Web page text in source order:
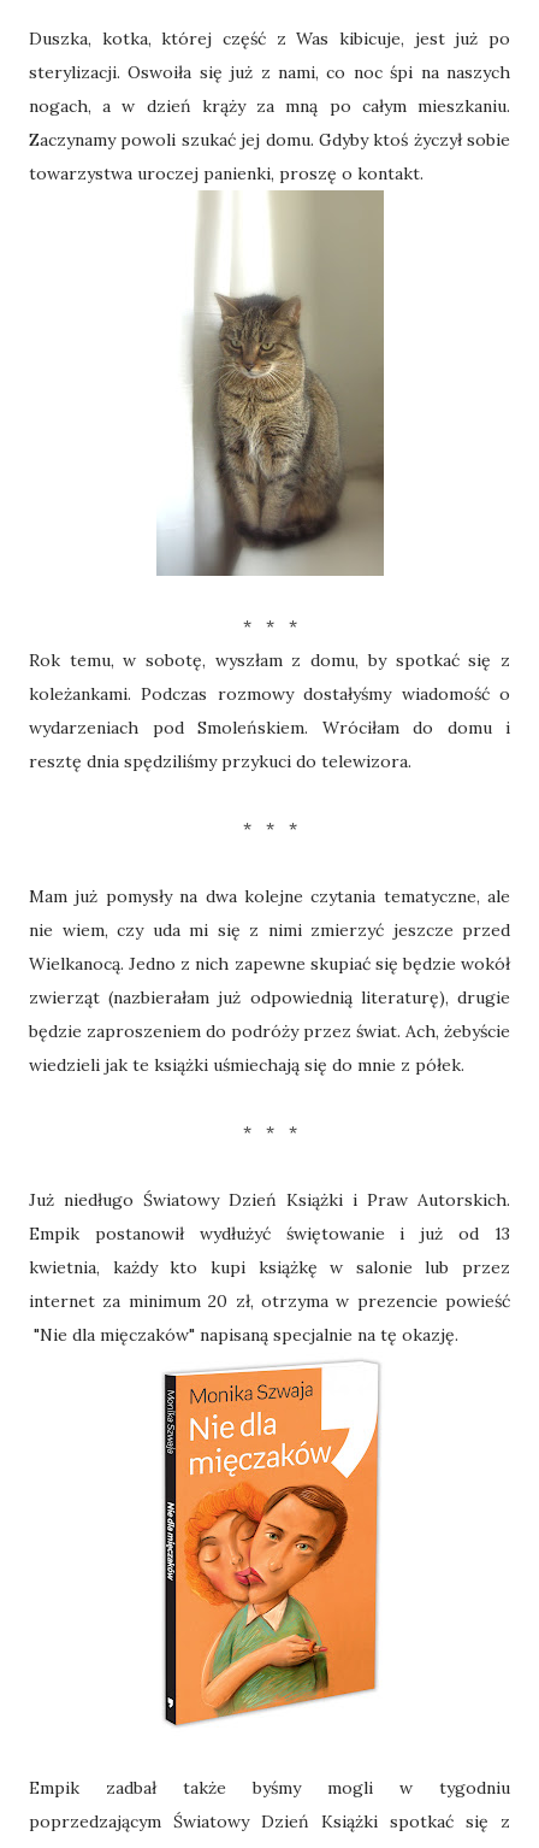
Duszka, kotka, której część z Was kibicuje, jest już po
sterylizacji. Oswoiła się już z nami, co noc śpi na naszych
nogach, a w dzień krąży za mną po całym mieszkaniu.
Zaczynamy powoli szukać jej domu. Gdyby ktoś życzył sobie
towarzystwa uroczej panienki, proszę o kontakt.
* * *
Rok temu, w sobotę, wyszłam z domu, by spotkać się z
koleżankami. Podczas rozmowy dostałyśmy wiadomość o
wydarzeniach pod Smoleńskiem. Wróciłam do domu i
resztę dnia spędziliśmy przykuci do telewizora.
* * *
Mam już pomysły na dwa kolejne czytania tematyczne, ale
nie wiem, czy uda mi się z nimi zmierzyć jeszcze przed
Wielkanocą. Jedno z nich zapewne skupiać się będzie wokół
zwierząt (nazbierałam już odpowiednią literaturę), drugie
będzie zaproszeniem do podróży przez świat. Ach, żebyście
wiedzieli jak te książki uśmiechają się do mnie z półek.
* * *
Już niedługo Światowy Dzień Książki i Praw Autorskich.
Empik postanowił wydłużyć świętowanie i już od 13
kwietnia, każdy kto kupi książkę w salonie lub przez
internet za minimum 20 zł, otrzyma w prezencie powieść
"Nie dla mięczaków" napisaną specjalnie na tę okazję.
Empik zadbał także byśmy mogli w tygodniu
poprzedzającym Światowy Dzień Książki spotkać się z